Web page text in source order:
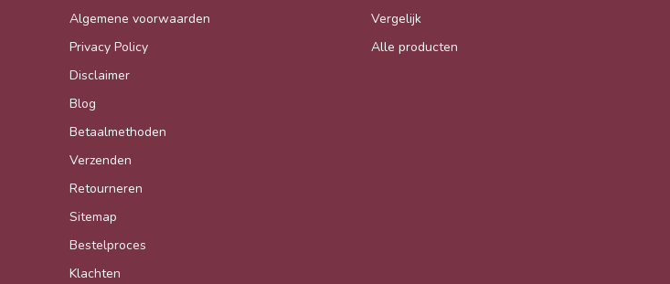
Algemene voorwaarden
Privacy Policy
Disclaimer
Blog
Betaalmethoden
Verzenden
Retourneren
Sitemap
Bestelproces
Klachten
Vergelijk
Alle producten